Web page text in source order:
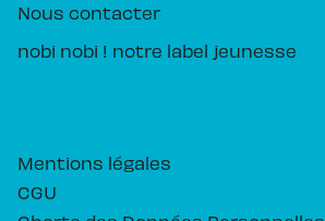
Nous contacter
nobi nobi ! notre label jeunesse
Mentions légales
CGU